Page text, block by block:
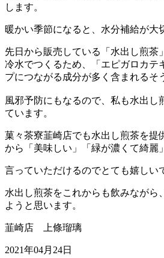
します。
暖かい季節になると、水分補給が大
先日から販売している「水出し煎茶
冷水でつくるため、「エピガロカテ
プにつながる成分が多く含まれるそ
風邪予防にもなるので、私も水出し
ています。
菓々茶寮韮崎店でも水出し煎茶を提
から「美味しい」「緑が濃くて綺麗
言っていただけるのでとても嬉しい
水出し煎茶をこれからも飲みながら
ようと思います。
韮崎店 上條瑠璃
2021年04月24日